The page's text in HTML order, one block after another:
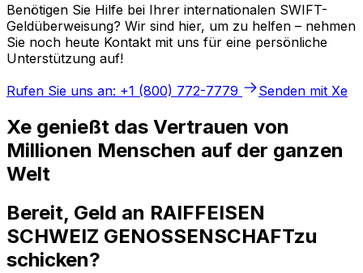
Benötigen Sie Hilfe bei Ihrer internationalen SWIFT-
Geldüberweisung? Wir sind hier, um zu helfen – nehmen
Sie noch heute Kontakt mit uns für eine persönliche
Unterstützung auf!
Rufen Sie uns an: +1 (800) 772-7779
Senden mit Xe
Xe genießt das Vertrauen von
Millionen Menschen auf der ganzen
Welt
Bereit, Geld an RAIFFEISEN
SCHWEIZ GENOSSENSCHAFTzu
schicken?